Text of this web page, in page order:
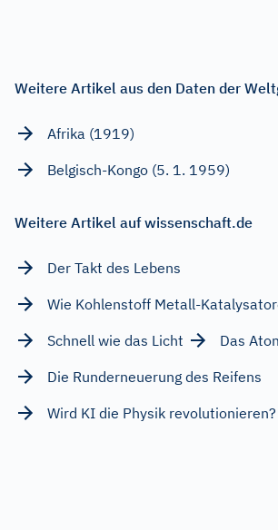
Weitere Artikel aus den Daten der
Afrika (1919)
Belgisch-Kongo (5. 1. 1959)
Weitere Artikel auf wissenschaft.de
Der Takt des Lebens
Wie Kohlenstoff Metall-
Schnell wie das Licht
Das
Die Runderneuerung des Reifens
Wird KI die Physik revolutionieren?